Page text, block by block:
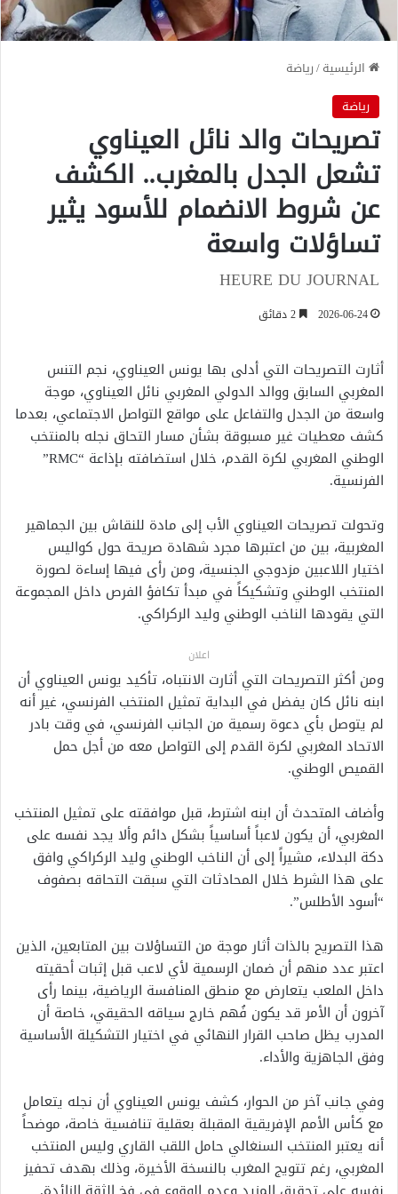
الرئيسية/رياضة
رياضة
تصريحات والد نائل العيناوي
تشعل الجدل بالمغرب.. الكشف
عن شروط الانضمام للأسود يثير
تساؤلات واسعة
HEURE DU JOURNAL
2026-06-24
أثارت التصريحات التي أدلى بها يونس العيناوي، نجم التنس
المغربي السابق ووالد الدولي المغربي نائل العيناوي، موجة
واسعة من الجدل والتفاعل على مواقع التواصل الاجتماعي، بعدما
كشف معطيات غير مسبوقة بشأن مسار التحاق نجله بالمنتخب
الوطني المغربي لكرة القدم، خلال استضافته بإذاعة “RMC”
الفرنسية.
وتحولت تصريحات العيناوي الأب إلى مادة للنقاش بين الجماهير
المغربية، بين من اعتبرها مجرد شهادة صريحة حول كواليس
اختيار اللاعبين مزدوجي الجنسية، ومن رأى فيها إساءة لصورة
المنتخب الوطني وتشكيكاً في مبدأ تكافؤ الفرص داخل المجموعة
التي يقودها الناخب الوطني وليد الركراكي.
اعلان
ومن أكثر التصريحات التي أثارت الانتباه، تأكيد يونس العيناوي أن
ابنه نائل كان يفضل في البداية تمثيل المنتخب الفرنسي، غير أنه
لم يتوصل بأي دعوة رسمية من الجانب الفرنسي، في وقت بادر
الاتحاد المغربي لكرة القدم إلى التواصل معه من أجل حمل
القميص الوطني.
وأضاف المتحدث أن ابنه اشترط، قبل موافقته على تمثيل المنتخب
المغربي، أن يكون لاعباً أساسياً بشكل دائم وألا يجد نفسه على
دكة البدلاء، مشيراً إلى أن الناخب الوطني وليد الركراكي وافق
على هذا الشرط خلال المحادثات التي سبقت التحاقه بصفوف
“أسود الأطلس”.
هذا التصريح بالذات أثار موجة من التساؤلات بين المتابعين، الذين
اعتبر عدد منهم أن ضمان الرسمية لأي لاعب قبل إثبات أحقيته
داخل الملعب يتعارض مع منطق المنافسة الرياضية، بينما رأى
آخرون أن الأمر قد يكون فُهم خارج سياقه الحقيقي، خاصة أن
المدرب يظل صاحب القرار النهائي في اختيار التشكيلة الأساسية
وفق الجاهزية والأداء.
وفي جانب آخر من الحوار، كشف يونس العيناوي أن نجله يتعامل
مع كأس الأمم الإفريقية المقبلة بعقلية تنافسية خاصة، موضحاً
أنه يعتبر المنتخب السنغالي حامل اللقب القاري وليس المنتخب
المغربي، رغم تتويج المغرب بالنسخة الأخيرة، وذلك بهدف تحفيز